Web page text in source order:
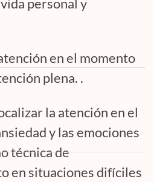
personal y
en el momento
plena. .
la atención en el
y las emociones
técnica de
en situaciones difíciles